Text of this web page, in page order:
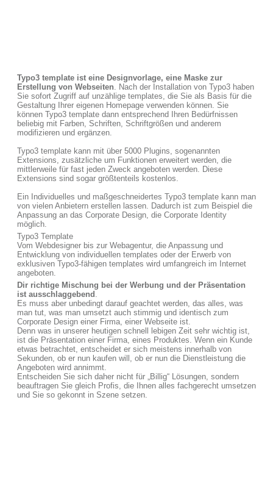
Typo3 template ist eine Designvorlage, eine Maske zur
Erstellung von Webseiten. Nach der Installation von Typo3 haben
Sie sofort Zugriff auf unzählige templates, die Sie als Basis für die
Gestaltung Ihrer eigenen Homepage verwenden können. Sie
können Typo3 template dann entsprechend Ihren Bedürfnissen
beliebig mit Farben, Schriften, Schriftgrößen und anderem
modifizieren und ergänzen.
Typo3 template kann mit über 5000 Plugins, sogenannten
Extensions, zusätzliche um Funktionen erweitert werden, die
mittlerweile für fast jeden Zweck angeboten werden. Diese
Extensions sind sogar größtenteils kostenlos.
Ein Individuelles und maßgeschneidertes Typo3 template kann man
von vielen Anbietern erstellen lassen. Dadurch ist zum Beispiel die
Anpassung an das Corporate Design, die Corporate Identity
möglich.
Typo3 Template
Vom Webdesigner bis zur Webagentur, die Anpassung und
Entwicklung von individuellen templates oder der Erwerb von
exklusiven Typo3-fähigen templates wird umfangreich im Internet
angeboten.
Dir richtige Mischung bei der Werbung und der Präsentation
ist ausschlaggebend .
Es muss aber unbedingt darauf geachtet werden, das alles, was
man tut, was man umsetzt auch stimmig und identisch zum
Corporate Design einer Firma, einer Webseite ist.
Denn was in unserer heutigen schnell lebigen Zeit sehr wichtig ist,
ist die Präsentation einer Firma, eines Produktes. Wenn ein Kunde
etwas betrachtet, entscheidet er sich meistens innerhalb von
Sekunden, ob er nun kaufen will, ob er nun die Dienstleistung die
Angeboten wird annimmt.
Entscheiden Sie sich daher nicht für „Billig“ Lösungen, sondern
beauftragen Sie gleich Profis, die Ihnen alles fachgerecht umsetzen
und Sie so gekonnt in Szene setzen.